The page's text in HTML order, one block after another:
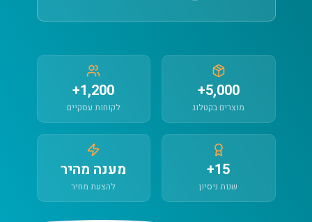
5,000+
מוצרים בקטלוג
1,200+
לקוחות עסקיים
15+
שנות ניסיון
מענה מהיר
להצעת מחיר